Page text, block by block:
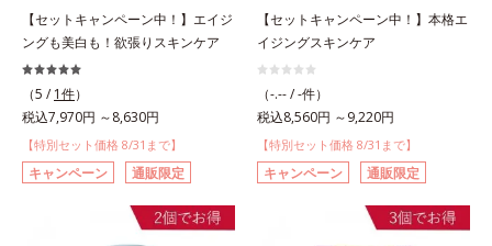
【セットキャンペーン中！】エイジ
ングも美白も！欲張りスキンケア
（5 / 1件）
税込7,970円 ～8,630円
【特別セット価格 8/31まで】
キャンペーン 通販限定
【セットキャンペーン中！】本格エ
イジングスキンケア
（-.-- / -件）
税込8,560円 ～9,220円
【特別セット価格 8/31まで】
キャンペーン 通販限定